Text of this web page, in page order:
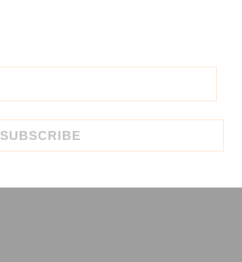
SUBSCRIBE